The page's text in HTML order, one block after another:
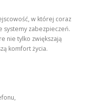
w której coraz
systemy zabezpieczeń.
nie tylko zwiększają
komfort życia.